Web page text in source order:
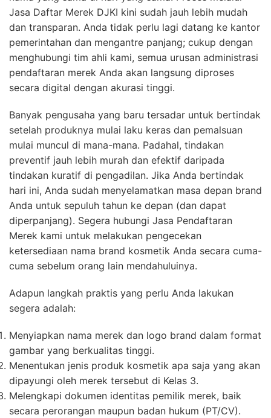
Jasa Daftar Merek DJKI kini sudah jauh lebih mudah
dan transparan. Anda tidak perlu lagi datang ke kantor
pemerintahan dan mengantre panjang; cukup dengan
menghubungi tim ahli kami, semua urusan administrasi
pendaftaran merek Anda akan langsung diproses
secara digital dengan akurasi tinggi.
Banyak pengusaha yang baru tersadar untuk bertindak
setelah produknya mulai laku keras dan pemalsuan
mulai muncul di mana-mana. Padahal, tindakan
preventif jauh lebih murah dan efektif daripada
tindakan kuratif di pengadilan. Jika Anda bertindak
hari ini, Anda sudah menyelamatkan masa depan brand
Anda untuk sepuluh tahun ke depan (dan dapat
diperpanjang). Segera hubungi Jasa Pendaftaran
Merek kami untuk melakukan pengecekan
ketersediaan nama brand kosmetik Anda secara cuma-
cuma sebelum orang lain mendahuluinya.
Adapun langkah praktis yang perlu Anda lakukan
segera adalah:
Menyiapkan nama merek dan logo brand dalam format
gambar yang berkualitas tinggi.
Menentukan jenis produk kosmetik apa saja yang akan
dipayungi oleh merek tersebut di Kelas 3.
Melengkapi dokumen identitas pemilik merek, baik
secara perorangan maupun badan hukum (PT/CV).